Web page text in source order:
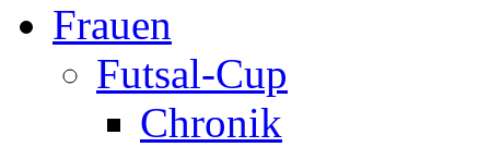
Frauen
Futsal-Cup
Chronik